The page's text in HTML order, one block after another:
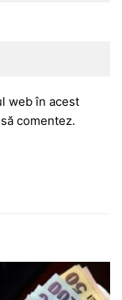
web în acest
comentez.